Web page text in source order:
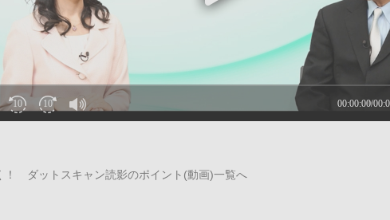
！ ダットスキャン読影のポイント(動画)一覧へ